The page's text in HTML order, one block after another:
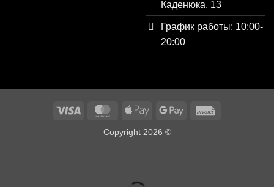
Каденюка, 13
График работы: 10:00-
20:00
Visa MasterCardApple
Google
Copyright 2026 ©